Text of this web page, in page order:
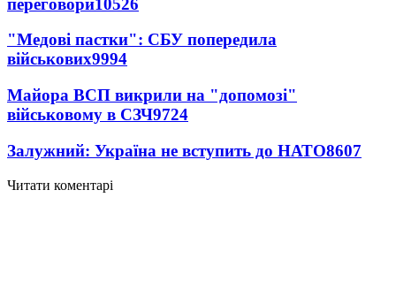
"Медові пастки": СБУ попередила
військових9994
Майора ВСП викрили на "допомозі"
військовому в СЗЧ9724
Залужний: Україна не вступить до НАТО8607
Читати коментарі